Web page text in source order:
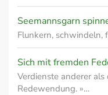
Seemannsgarn
Flunkern, schwindeln,
Sich mit fremden
Verdienste anderer
Redewendung. »…